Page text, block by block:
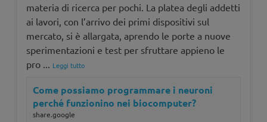
materia di ricerca per pochi. La platea degli addetti
ai lavori, con l’arrivo dei primi dispositivi sul
mercato, si è allargata, aprendo le porte a nuove
sperimentazioni e test per sfruttare appieno le
pro ... Leggi tutto
Come possiamo programmare i neuroni
perché funzionino nei biocomputer?
share.google